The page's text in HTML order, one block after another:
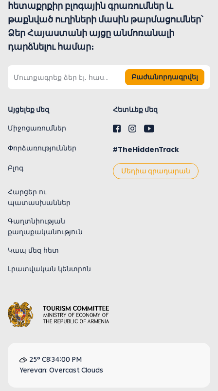
հետաքրքիր բլոգային գրառումներ և
թաքնված ուղիների մասին թարմացումներ՝
Ձեր Հայաստանի այցը անմոռանալի
դարձնելու համար։
Բաժանորդագրվել
Այցելեք մեզ Հետևեք մեզ
Միջոցառումներ
Փորձառություններ #TheHiddenTrack
Բլոգ Մեդիա գրադարան
Հարցեր ու
պատասխաններ
Գաղտնիության
քաղաքականություն
Կապ մեզ հետ
Լրատվական կենտրոն
25° C8:34:00 PM
Yerevan: Overcast Clouds